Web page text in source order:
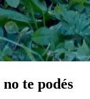
te podés